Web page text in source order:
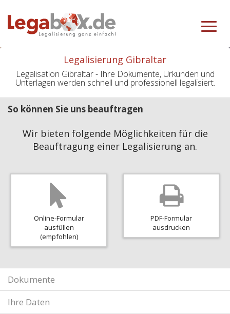
Toggle
Legalisierung Gibraltar
Legalisation Gibraltar - Ihre Dokumente, Urkunden und
Unterlagen werden schnell und professionell legalisiert.
So können Sie uns beauftragen
Wir bieten folgende Möglichkeiten für die
Beauftragung einer Legalisierung an.
Online-Formular
ausfüllen
(empfohlen)
PDF-Formular
ausdrucken
Dokumente
Ihre Daten